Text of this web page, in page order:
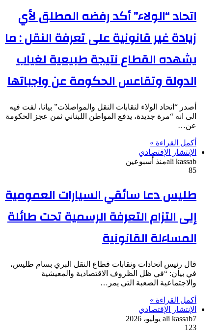
اتحاد “الولاء” أكد رفضه المطلق لأي
زيادة غير قانونية على تعرفة النقل : ما
يشهده القطاع نتيجة طبيعية لغياب
الدولة وتقاعس الحكومة عن واجباتها
أصدر “اتحاد الولاء لنقابات النقل والمواصلات” بيانا، لفت فيه
الى انه “مرة جديدة، يدفع المواطن اللبناني ثمن عجز الحكومة
عن…
أكمل القراءة »
الإنتشار الإقتصادي
ali kassabمنذ أسبوعين
85
طليس دعا سائقي السيارات العمومية
إلى التزام التعرفة الرسمية تحت طائلة
المساءلة القانونية
قال رئيس اتحادات ونقابات قطاع النقل البري بسام طليس،
في بيان: “في ظل الظروف الاقتصادية والمعيشية
والاجتماعية الصعبة التي يمر…
أكمل القراءة »
الإنتشار الإقتصادي
ali kassab7 يوليو، 2026
123